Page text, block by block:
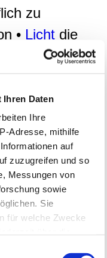
Daten
Ihre
Adresse, mithilfe
auf
zuzugreifen und so
Messungen von
sowie
Sie
für welche Zwecke
zu
• Licht die
Besuch
gesetzt
,V 1860
und Eve